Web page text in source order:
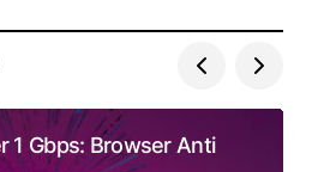
1 Gbps: Browser Anti